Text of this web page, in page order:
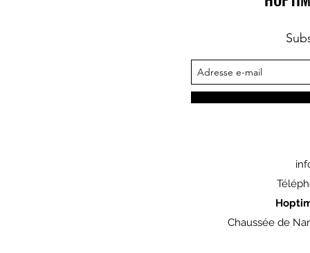
Chaussée de